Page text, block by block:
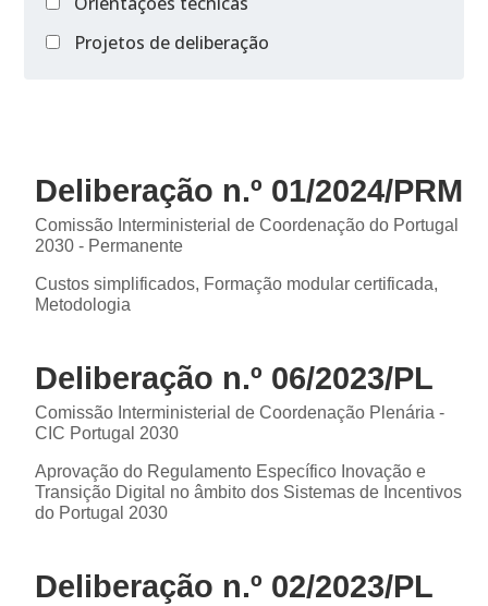
Projetos de deliberação
Deliberação n.º 01/2024/PRM
Comissão Interministerial de Coordenação do Portugal
2030 - Permanente
Custos simplificados, Formação modular certificada,
Metodologia
Deliberação n.º 06/2023/PL
Comissão Interministerial de Coordenação Plenária -
CIC Portugal 2030
Aprovação do Regulamento Específico Inovação e
Transição Digital no âmbito dos Sistemas de Incentivos
do Portugal 2030
Deliberação n.º 02/2023/PL